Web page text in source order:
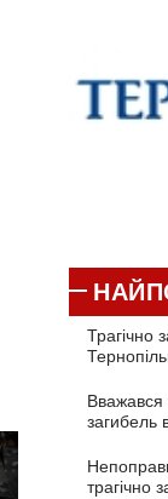
Трагічно
Вважався
загибель
трагічно